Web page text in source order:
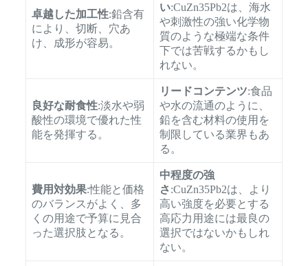
卓越した加工性:鉛含有
により、切断、穴あ
け、成形が容易。
い:CuZn35Pb2は、海水
や刺激性の強い化学物
質のような極端な条件
下では苦戦するかもし
れない。
良好な耐食性:淡水や弱
酸性の環境で優れた性
能を発揮する。
リードコンテンツ:食品
や水の流通のように、
鉛を含む材料の使用を
制限している業界もあ
る。
費用対効果:性能と価格
のバランスがよく、多
くの用途で予算に見合
った選択肢となる。
中程度の強
さ:CuZn35Pb2は、より
高い強度を必要とする
高応力用途には最良の
選択ではないかもしれ
ない。